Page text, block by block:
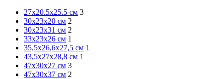
27x20.5x25.5 см 3
30x23x20 см 2
30x23x31 см 2
33х23х26 см 1
35,5х26,6х27,5 см 1
43,5x27x28,8 см 1
47x30x27 см 3
47x30x37 см 2